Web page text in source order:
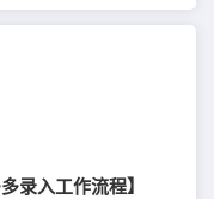
多录入工作流程】